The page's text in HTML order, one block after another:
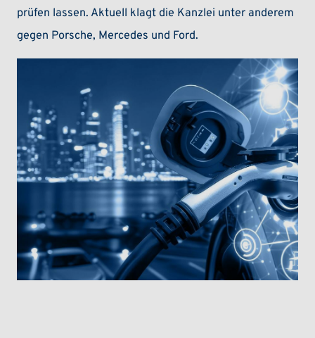
prüfen lassen. Aktuell klagt die Kanzlei unter anderem
gegen Porsche, Mercedes und Ford.